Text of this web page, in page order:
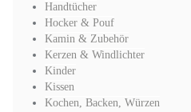
Handtücher
Hocker & Pouf
Kamin & Zubehör
Kerzen & Windlichter
Kinder
Kissen
Kochen, Backen, Würzen